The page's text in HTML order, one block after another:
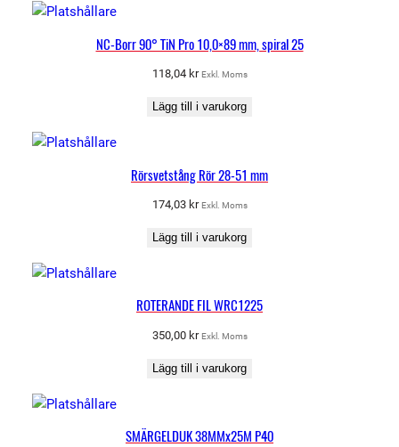
NC-Borr 90° TiN Pro 10,0×89 mm, spiral 25
118,04 kr Exkl. Moms
Lägg till i varukorg
Rörsvetstång Rör 28-51 mm
174,03 kr Exkl. Moms
Lägg till i varukorg
ROTERANDE FIL WRC1225
350,00 kr Exkl. Moms
Lägg till i varukorg
SMÄRGELDUK 38MMx25M P40